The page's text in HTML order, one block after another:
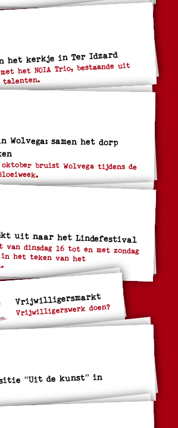
het kerkje in Ter Idzard
het NOIA Trio, bestaande uit
talenten.
Wolvega: samen het dorp
bruist Wolvega tijdens de
uit naar het Lindefestival
van dinsdag 16 tot en met zondag
in het teken van het
Vrijwilligersmarkt
Vrijwilligerswerk doen?
“Uit de kunst” in